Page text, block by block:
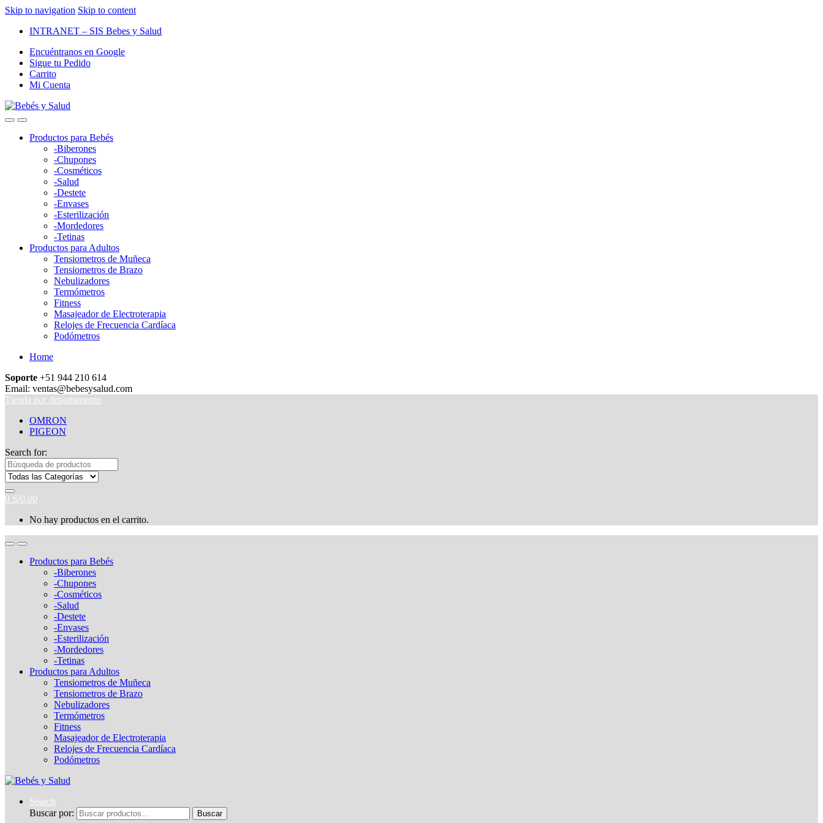
Skip to navigation Skip to content
INTRANET – SIS Bebes y Salud
Encuéntranos en Google
Sigue tu Pedido
Carrito
Mi Cuenta
Productos para Bebés
-Biberones
-Chupones
-Cosméticos
-Salud
-Destete
-Envases
-Esterilización
-Mordedores
-Tetinas
Productos para Adultos
Tensiometros de Muñeca
Tensiometros de Brazo
Nebulizadores
Termómetros
Fitness
Masajeador de Electroterapia
Relojes de Frecuencia Cardíaca
Podómetros
Home
Soporte +51 944 210 614
Email: ventas@bebesysalud.com
Tienda por departamento
OMRON
PIGEON
Search for:
0 S/0.00
No hay productos en el carrito.
Productos para Bebés
-Biberones
-Chupones
-Cosméticos
-Salud
-Destete
-Envases
-Esterilización
-Mordedores
-Tetinas
Productos para Adultos
Tensiometros de Muñeca
Tensiometros de Brazo
Nebulizadores
Termómetros
Fitness
Masajeador de Electroterapia
Relojes de Frecuencia Cardíaca
Podómetros
Search
Buscar por:
Buscar